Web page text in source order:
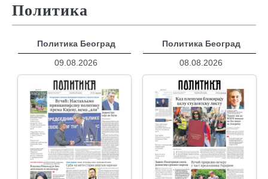
Политика
Политика Београд
09.08.2026
Политика Београд
08.08.2026